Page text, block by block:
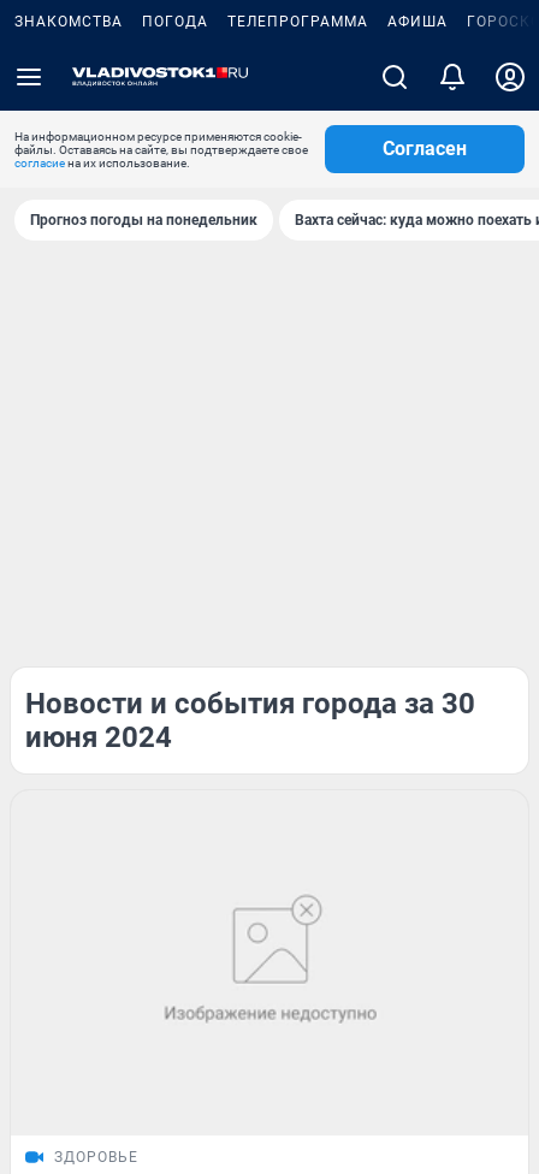
ЗНАКОМСТВА ПОГОДА ТЕЛЕПРОГРАММА АФИША
На информационном ресурсе применяются cookie-
файлы. Оставаясь на сайте, вы подтверждаете свое
согласиена их использование.
Согласен
Прогноз погоды на понедельник Вахта сейчас: куда можно поехать
Новости и события города за 30
июня 2024
ЗДОРОВЬЕ